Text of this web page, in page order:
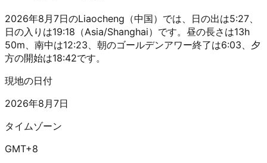
2026年8月7日のLiaocheng（中国）では、日の出は5:27、
日の入りは19:18（Asia/Shanghai）です。昼の長さは13h
50m、南中は12:23、朝のゴールデンアワー終了は6:03、夕
方の開始は18:42です。
現地の日付
2026年8月7日
タイムゾーン
GMT+8